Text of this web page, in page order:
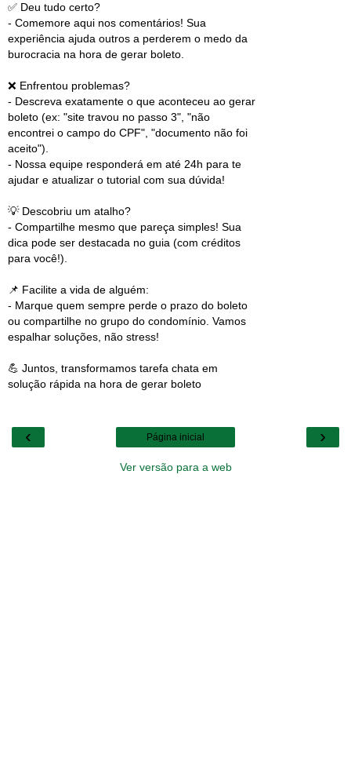
✅ Deu tudo certo?
- Comemore aqui nos comentários! Sua
experiência ajuda outros a perderem o medo da
burocracia na hora de gerar boleto.
❌ Enfrentou problemas?
- Descreva exatamente o que aconteceu ao gerar
boleto (ex: "site travou no passo 3", "não
encontrei o campo do CPF", "documento não foi
aceito").
- Nossa equipe responderá em até 24h para te
ajudar e atualizar o tutorial com sua dúvida!
💡 Descobriu um atalho?
- Compartilhe mesmo que pareça simples! Sua
dica pode ser destacada no guia (com créditos
para você!).
📌 Facilite a vida de alguém:
- Marque quem sempre perde o prazo do boleto
ou compartilhe no grupo do condomínio. Vamos
espalhar soluções, não stress!
💪 Juntos, transformamos tarefa chata em
solução rápida na hora de gerar boleto
‹ ›
Página inicial
Ver versão para a web